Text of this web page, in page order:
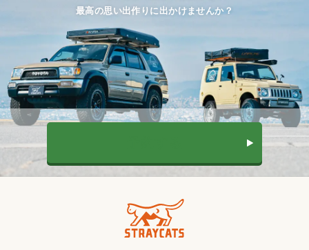
最高の思い出作りに出かけませんか？